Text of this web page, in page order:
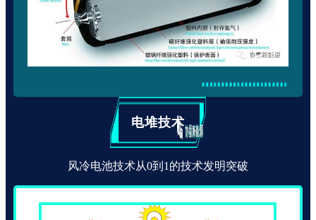
电堆技术
风冷电池技术从0到1的技术发明突破